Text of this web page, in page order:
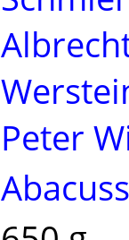
Peter